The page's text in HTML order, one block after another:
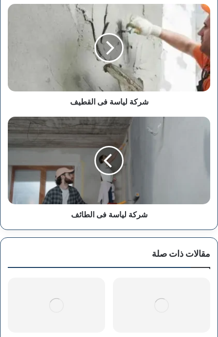
شركة
لياسة
فى
القطيف
شركة لياسة فى القطيف
شركة
شركة لياسة فى الطائف
مقالات ذات صلة